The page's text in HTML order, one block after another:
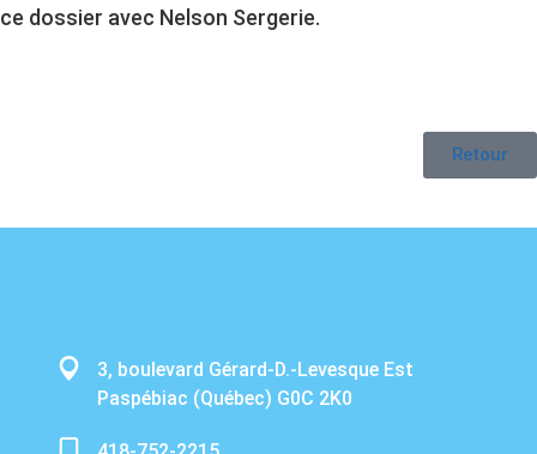
ce dossier avec Nelson Sergerie.
Retour
3, boulevard Gérard-D.-Levesque Est
Paspébiac (Québec) G0C 2K0